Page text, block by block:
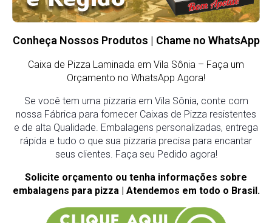
Conheça Nossos Produtos | Chame no WhatsApp
Caixa de Pizza Laminada em Vila Sônia – Faça um
Orçamento no WhatsApp Agora!
Se você tem uma pizzaria em Vila Sônia, conte com
nossa Fábrica para fornecer Caixas de Pizza resistentes
e de alta Qualidade. Embalagens personalizadas, entrega
rápida e tudo o que sua pizzaria precisa para encantar
seus clientes. Faça seu Pedido agora!
Solicite orçamento ou tenha informações sobre
embalagens para pizza | Atendemos em todo o Brasil.